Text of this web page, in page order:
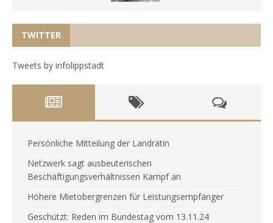
TWITTER
Tweets by infolippstadt
Persönliche Mitteilung der Landrätin
Netzwerk sagt ausbeuterischen
Beschäftigungsverhältnissen Kampf an
Höhere Mietobergrenzen für Leistungsempfänger
Geschützt: Reden im Bundestag vom 13.11.24